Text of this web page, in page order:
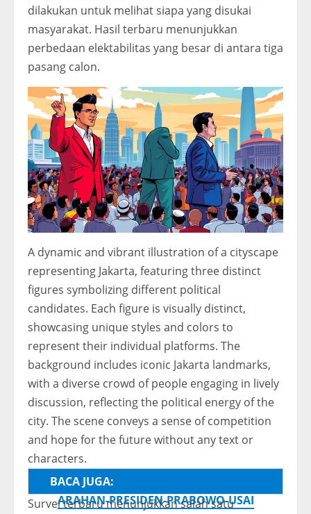
dilakukan untuk melihat siapa yang disukai
masyarakat. Hasil terbaru menunjukkan
perbedaan elektabilitas yang besar di antara tiga
pasang calon.
A dynamic and vibrant illustration of a cityscape
representing Jakarta, featuring three distinct
figures symbolizing different political
candidates. Each figure is visually distinct,
showcasing unique styles and colors to
represent their individual platforms. The
background includes iconic Jakarta landmarks,
with a diverse crowd of people engaging in lively
discussion, reflecting the political energy of the
city. The scene conveys a sense of competition
and hope for the future without any text or
characters.
BACA JUGA:
ARAHAN-PRESIDEN-PRABOWO-USAI
Survei terbaru menunjukkan salah satu